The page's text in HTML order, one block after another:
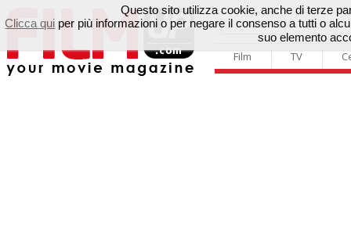
Film TV
Questo sito utilizza cookie, anche di terze
Clicca qui per più informazioni o per negare il consenso a tutti o
suo elemento